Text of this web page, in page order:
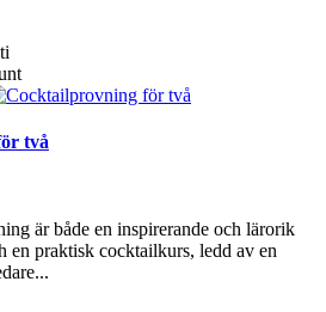
två
är både en inspirerande och lärorik
en praktisk cocktailkurs, ledd av en